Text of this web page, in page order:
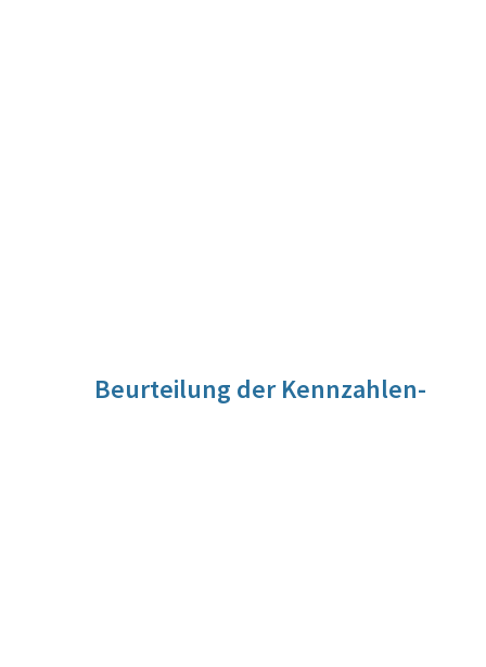
Beurteilung der Kennzahlen-